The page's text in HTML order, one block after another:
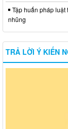
Tập huấn pháp luật
nhũng
TRẢ LỜI Ý KIẾN